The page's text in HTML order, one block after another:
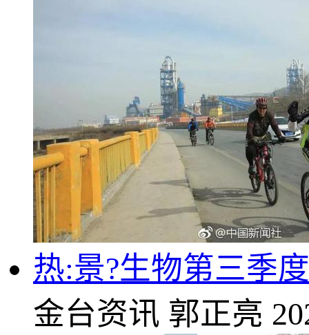
热:景?生物第三季
金台资讯 郭正亮